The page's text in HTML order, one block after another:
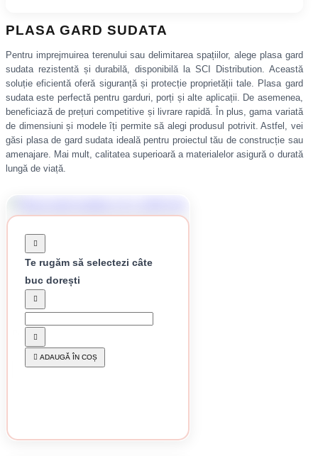
PLASA GARD SUDATA
Pentru imprejmuirea terenului sau delimitarea spațiilor, alege plasa gard
sudata rezistentă și durabilă, disponibilă la SCI Distribution. Această
soluție eficientă oferă siguranță și protecție proprietății tale. Plasa gard
sudata este perfectă pentru garduri, porți și alte aplicații. De asemenea,
beneficiază de prețuri competitive și livrare rapidă. În plus, gama variată
de dimensiuni și modele îți permite să alegi produsul potrivit. Astfel, vei
găsi plasa de gard sudata ideală pentru proiectul tău de construcție sau
amenajare. Mai mult, calitatea superioară a materialelor asigură o durată
lungă de viață.
Plasa gard sudata 1.6 x 1200 mm
118.45 lei / buc
CUMPĂRĂ
Te rugăm să selectezi câte
buc dorești
ADAUGĂ ÎN COȘ